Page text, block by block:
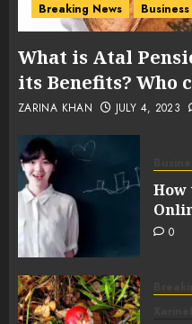
Breaking News
What is Atal
its Benefits? Who
ZARINA KHAN JULY 4, 2023
How
0